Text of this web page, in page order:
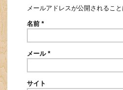
メールアドレスが公開されること
名前 *
メール *
サイト